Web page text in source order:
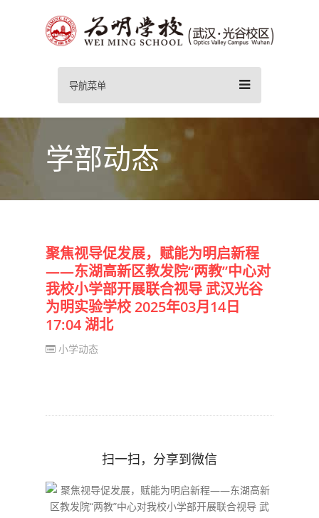
导航菜单
学部动态
聚焦视导促发展，赋能为明启新程
——东湖高新区教发院“两教”中心对
我校小学部开展联合视导 武汉光谷
为明实验学校 2025年03月14日
17:04 湖北
小学动态
扫一扫，分享到微信